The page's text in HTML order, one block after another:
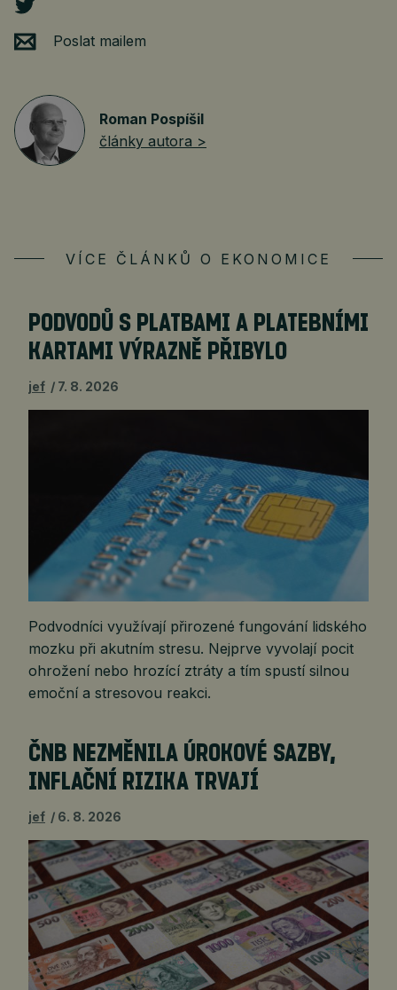
Poslat mailem
Roman Pospíšil
články autora >
VÍCE ČLÁNKŮ O EKONOMICE
PODVODŮ S PLATBAMI A PLATEBNÍMI
KARTAMI VÝRAZNĚ PŘIBYLO
jef 7. 8. 2026
Podvodníci využívají přirozené fungování lidského
mozku při akutním stresu. Nejprve vyvolají pocit
ohrožení nebo hrozící ztráty a tím spustí silnou
emoční a stresovou reakci.
ČNB NEZMĚNILA ÚROKOVÉ SAZBY,
INFLAČNÍ RIZIKA TRVAJÍ
jef 6. 8. 2026